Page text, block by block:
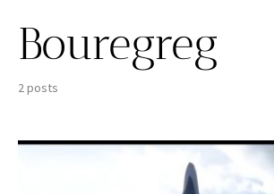
Bouregreg
2 posts